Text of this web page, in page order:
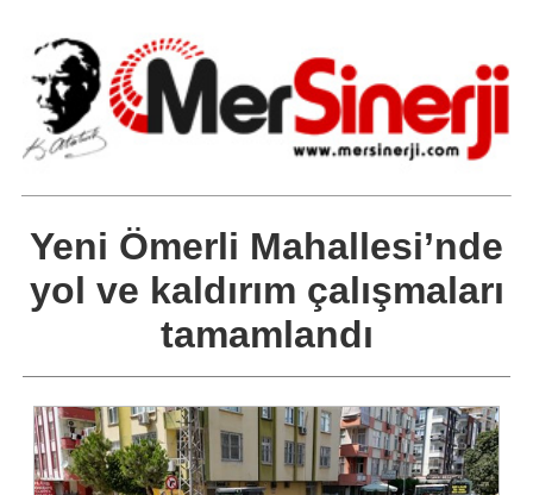
Yeni Ömerli Mahallesi’nde
yol ve kaldırım çalışmaları
tamamlandı